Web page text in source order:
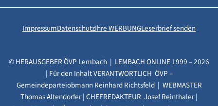
ImpressumDatenschutzIhre WERBUNGLeserbrief senden
© HERAUSGEBER ÖVP Lembach | LEMBACH ONLINE 1999 – 2026
| Für den Inhalt VERANTWORTLICH ÖVP –
Gemeindeparteiobmann Reinhard Richtsfeld | WEBMASTER
Thomas Altendorfer | CHEFREDAKTEUR Josef Reinthaler |